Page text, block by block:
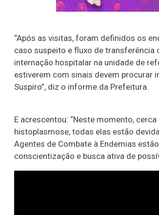
“Após as visitas, foram definidos os
caso suspeito e fluxo de transferência
internação hospitalar na unidade de
estiverem com sinais devem procurar
Suspiro”, diz o informe da Prefeitura.
E acrescentou: “Neste momento,
histoplasmose, todas elas estão
Agentes de Combate à Endemias
conscientização e busca ativa de